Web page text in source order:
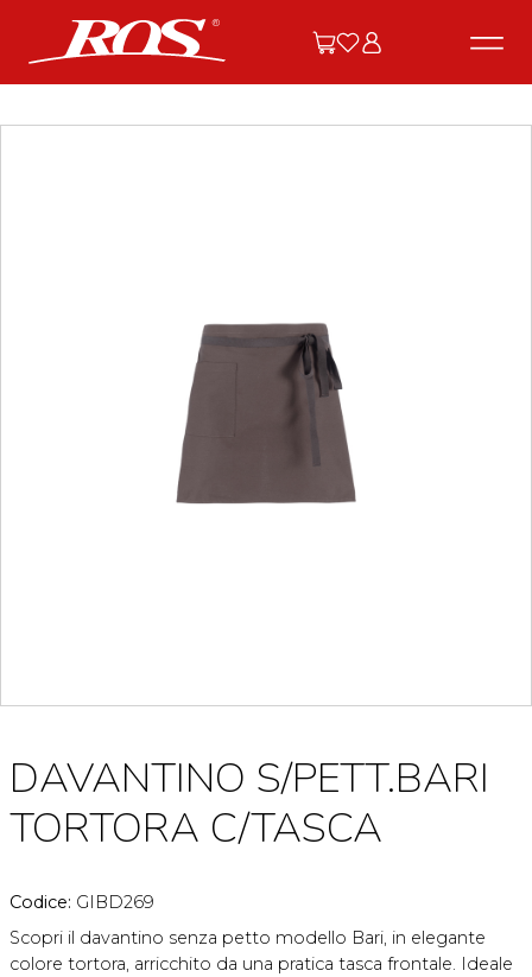
DAVANTINO S/PETT.BARI
TORTORA C/TASCA
Codice: GIBD269
Scopri il davantino senza petto modello Bari, in elegante
colore tortora, arricchito da una pratica tasca frontale. Ideale